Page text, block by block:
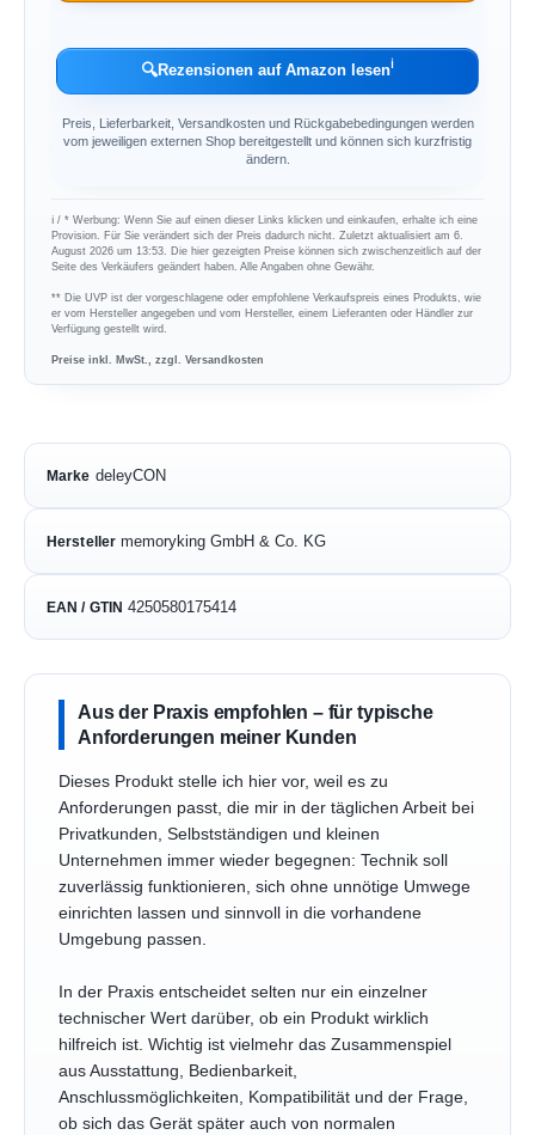
🔍Rezensionen auf Amazon lesenℹ︎
Preis, Lieferbarkeit, Versandkosten und Rückgabebedingungen werden
vom jeweiligen externen Shop bereitgestellt und können sich kurzfristig
ändern.
ℹ︎ / * Werbung: Wenn Sie auf einen dieser Links klicken und einkaufen, erhalte ich eine
Provision. Für Sie verändert sich der Preis dadurch nicht. Zuletzt aktualisiert am 6.
August 2026 um 13:53. Die hier gezeigten Preise können sich zwischenzeitlich auf der
Seite des Verkäufers geändert haben. Alle Angaben ohne Gewähr.
** Die UVP ist der vorgeschlagene oder empfohlene Verkaufspreis eines Produkts, wie
er vom Hersteller angegeben und vom Hersteller, einem Lieferanten oder Händler zur
Verfügung gestellt wird.
Preise inkl. MwSt., zzgl. Versandkosten
Marke deleyCON
Hersteller memoryking GmbH & Co. KG
EAN / GTIN 4250580175414
Aus der Praxis empfohlen – für typische
Anforderungen meiner Kunden
Dieses Produkt stelle ich hier vor, weil es zu
Anforderungen passt, die mir in der täglichen Arbeit bei
Privatkunden, Selbstständigen und kleinen
Unternehmen immer wieder begegnen: Technik soll
zuverlässig funktionieren, sich ohne unnötige Umwege
einrichten lassen und sinnvoll in die vorhandene
Umgebung passen.
In der Praxis entscheidet selten nur ein einzelner
technischer Wert darüber, ob ein Produkt wirklich
hilfreich ist. Wichtig ist vielmehr das Zusammenspiel
aus Ausstattung, Bedienbarkeit,
Anschlussmöglichkeiten, Kompatibilität und der Frage,
ob sich das Gerät später auch von normalen